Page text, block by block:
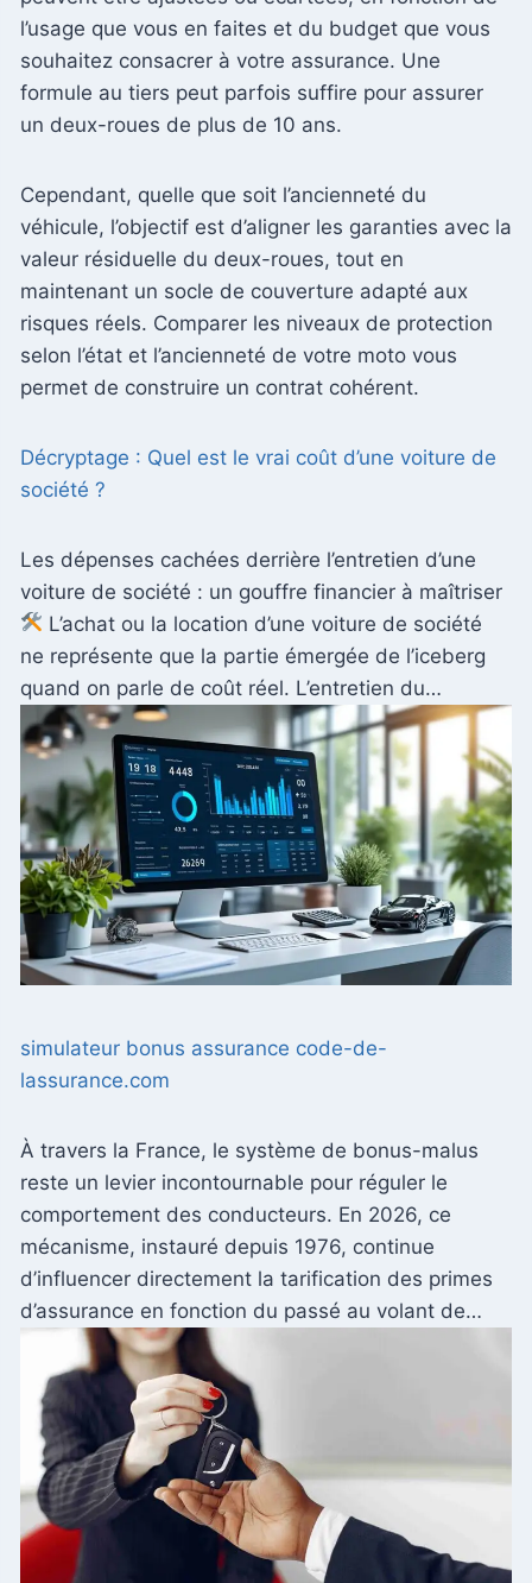
l’usage que vous en faites et du budget que vous
souhaitez consacrer à votre assurance. Une
formule au tiers peut parfois suffire pour assurer
un deux-roues de plus de 10 ans.
Cependant, quelle que soit l’ancienneté du
véhicule, l’objectif est d’aligner les garanties avec la
valeur résiduelle du deux-roues, tout en
maintenant un socle de couverture adapté aux
risques réels. Comparer les niveaux de protection
selon l’état et l’ancienneté de votre moto vous
permet de construire un contrat cohérent.
Décryptage : Quel est le vrai coût d’une voiture de
société ?
Les dépenses cachées derrière l’entretien d’une
voiture de société : un gouffre financier à maîtriser
L’achat ou la location d’une voiture de société
ne représente que la partie émergée de l’iceberg
quand on parle de coût réel. L’entretien du…
simulateur bonus assurance code-de-
lassurance.com
À travers la France, le système de bonus-malus
reste un levier incontournable pour réguler le
comportement des conducteurs. En 2026, ce
mécanisme, instauré depuis 1976, continue
d’influencer directement la tarification des primes
d’assurance en fonction du passé au volant de…